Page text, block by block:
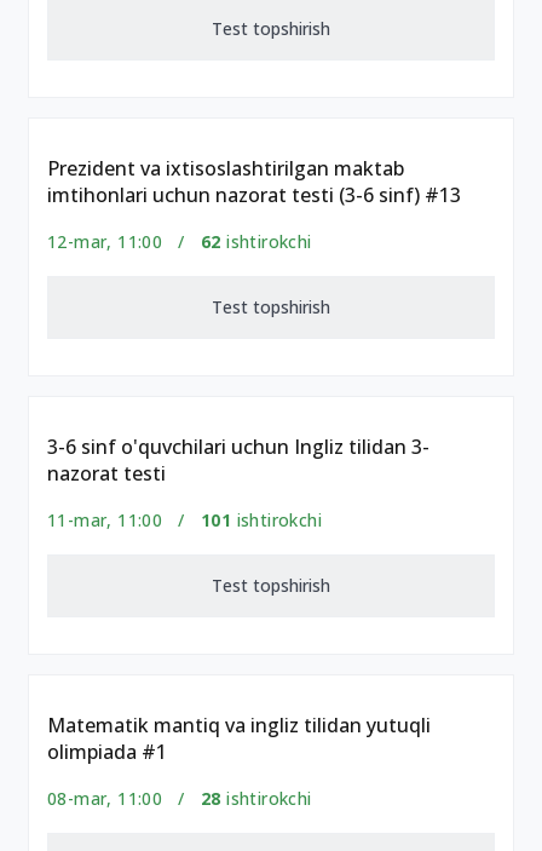
Test topshirish
Prezident va ixtisoslashtirilgan maktab
imtihonlari uchun nazorat testi (3-6 sinf) #13
12-mar, 11:00 / 62 ishtirokchi
Test topshirish
3-6 sinf o'quvchilari uchun Ingliz tilidan 3-
nazorat testi
11-mar, 11:00 / 101 ishtirokchi
Test topshirish
Matematik mantiq va ingliz tilidan yutuqli
olimpiada #1
08-mar, 11:00 / 28 ishtirokchi